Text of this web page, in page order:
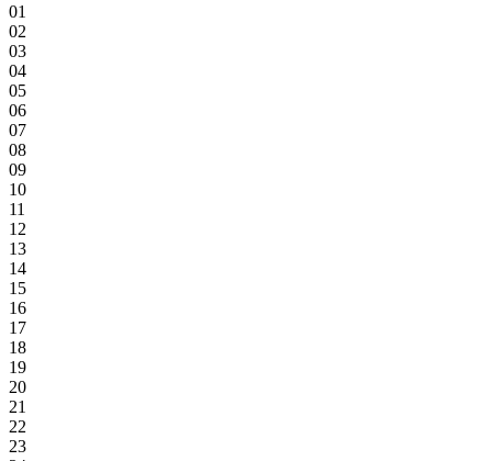
01
02
03
04
05
06
07
08
09
10
11
12
13
14
15
16
17
18
19
20
21
22
23